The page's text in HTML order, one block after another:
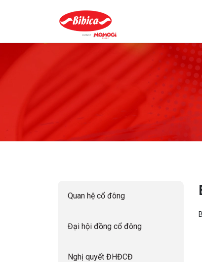
Quan hệ cổ đông
Đại hội đồng cổ đông
Nghị quyết ĐHĐCĐ